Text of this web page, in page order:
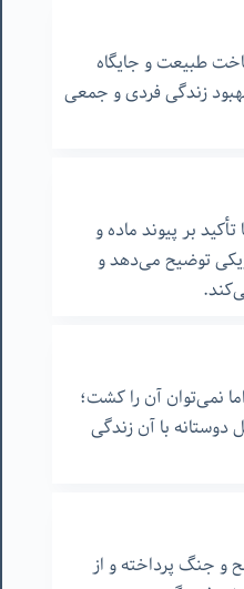
طبیعت و جایگاه
زندگی فردی و جمعی
بر پیوند ماده و
توضیح می‌دهد و
نمی‌توان آن را کشت؛
دوستانه با آن زندگی
و جنگ پرداخته و از